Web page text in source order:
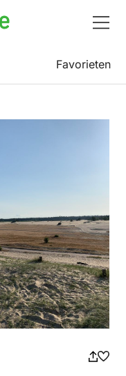
Favorieten